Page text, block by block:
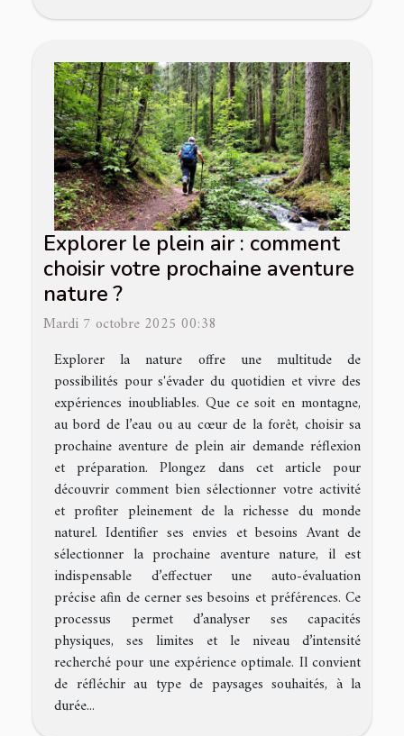
Explorer le plein air : comment
choisir votre prochaine aventure
nature ?
Mardi 7 octobre 2025 00:38
Explorer la nature offre une multitude de
possibilités pour s'évader du quotidien et vivre des
expériences inoubliables. Que ce soit en montagne,
au bord de l’eau ou au cœur de la forêt, choisir sa
prochaine aventure de plein air demande réflexion
et préparation. Plongez dans cet article pour
découvrir comment bien sélectionner votre activité
et profiter pleinement de la richesse du monde
naturel. Identifier ses envies et besoins Avant de
sélectionner la prochaine aventure nature, il est
indispensable d’effectuer une auto-évaluation
précise afin de cerner ses besoins et préférences. Ce
processus permet d’analyser ses capacités
physiques, ses limites et le niveau d’intensité
recherché pour une expérience optimale. Il convient
de réfléchir au type de paysages souhaités, à la
durée...